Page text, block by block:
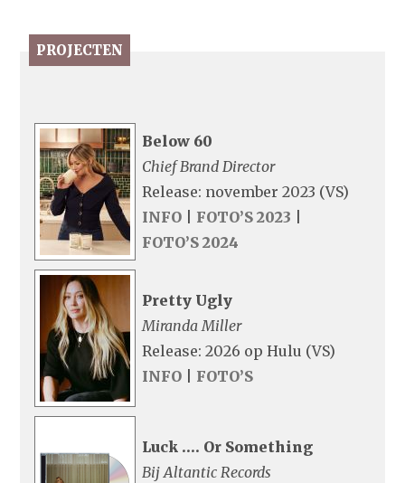
PROJECTEN
Below 60
Chief Brand Director
Release: november 2023 (VS)
INFO
FOTO’S 2023
FOTO’S 2024
Pretty Ugly
Miranda Miller
Release: 2026 op Hulu (VS)
INFO
FOTO’S
Luck …. Or Something
Bij Altantic Records